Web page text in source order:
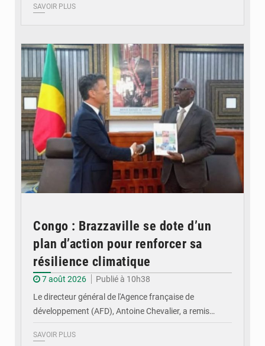
SAVOIR PLUS
Congo : Brazzaville se dote d’un
plan d’action pour renforcer sa
résilience climatique
7 août 2026
Publié à 10h38
Le directeur général de l'Agence française de
développement (AFD), Antoine Chevalier, a remis…
SAVOIR PLUS